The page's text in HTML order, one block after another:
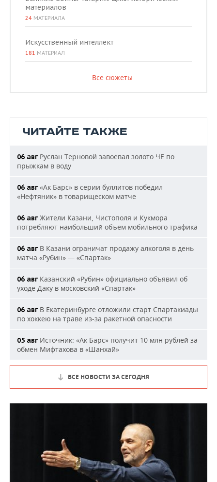
материалов
24 МАТЕРИАЛА
Искусственный интеллект
181 МАТЕРИАЛ
Все сюжеты
ЧИТАЙТЕ ТАКЖЕ
06 авг Руслан Терновой завоевал золото ЧЕ по
прыжкам в воду
06 авг «Ак Барс» в серии буллитов победил
«Нефтяник» в товарищеском матче
06 авг Жители Казани, Чистополя и Кукмора
потребляют наибольший объем мобильного трафика
06 авг В Казани ограничат продажу алкоголя в день
матча «Рубин» — «Спартак»
06 авг Казанский «Рубин» официально объявил об
уходе Даку в московский «Спартак»
06 авг В Екатеринбурге отложили старт Спартакиады
по хоккею на траве из-за ракетной опасности
05 авг Источник: «Ак Барс» получит 10 млн рублей за
обмен Мифтахова в «Шанхай»
ВСЕ НОВОСТИ ЗА СЕГОДНЯ